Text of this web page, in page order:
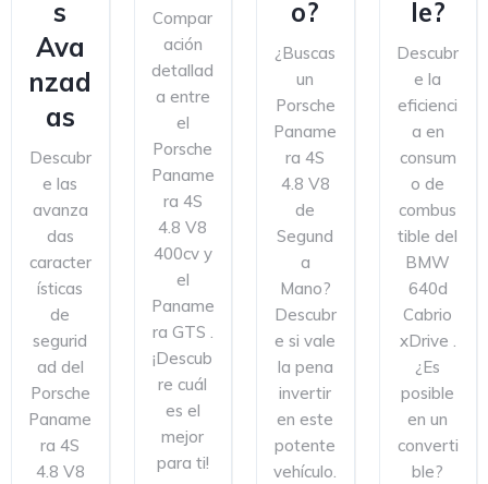
s
Ava
nzad
as
Descubr
e las
avanza
das
caracter
ísticas
de
segurid
ad del
Porsche
Paname
ra 4S
4.8 V8
Compar
ación
detallad
a entre
el
Porsche
Paname
ra 4S
4.8 V8
400cv y
el
Paname
ra GTS .
¡Descub
re cuál
es el
mejor
para ti!
o?
¿Buscas
un
Porsche
Paname
ra 4S
4.8 V8
de
Segund
a
Mano?
Descubr
e si vale
la pena
invertir
en este
potente
vehículo.
le?
Descubr
e la
eficienci
a en
consum
o de
combus
tible del
BMW
640d
Cabrio
xDrive .
¿Es
posible
en un
converti
ble?